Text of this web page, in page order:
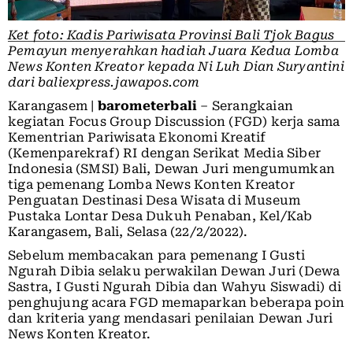
Ket foto: Kadis Pariwisata Provinsi Bali Tjok Bagus
Pemayun menyerahkan hadiah Juara Kedua Lomba
News Konten Kreator kepada Ni Luh Dian Suryantini
dari baliexpress.jawapos.com
Karangasem | barometerbali – Serangkaian
kegiatan Focus Group Discussion (FGD) kerja sama
Kementrian Pariwisata Ekonomi Kreatif
(Kemenparekraf) RI dengan Serikat Media Siber
Indonesia (SMSI) Bali, Dewan Juri mengumumkan
tiga pemenang Lomba News Konten Kreator
Penguatan Destinasi Desa Wisata di Museum
Pustaka Lontar Desa Dukuh Penaban, Kel/Kab
Karangasem, Bali, Selasa (22/2/2022).
Sebelum membacakan para pemenang I Gusti
Ngurah Dibia selaku perwakilan Dewan Juri (Dewa
Sastra, I Gusti Ngurah Dibia dan Wahyu Siswadi) di
penghujung acara FGD memaparkan beberapa poin
dan kriteria yang mendasari penilaian Dewan Juri
News Konten Kreator.